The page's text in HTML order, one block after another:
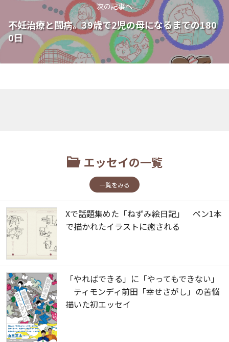
次の記事へ
不妊治療と闘病。39歳で2児の母になるまでの180
0日
エッセイの一覧
一覧をみる
Xで話題集めた「ねずみ絵日記」 ペン1本
で描かれたイラストに癒される
「やればできる」に「やってもできない」
ティモンディ前田「幸せさがし」の苦悩
描いた初エッセイ